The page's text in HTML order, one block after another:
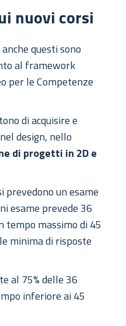
nuovi corsi
questi sono
al framework
per le Competenze
di acquisire e
design, nello
di progetti in 2D e
prevedono un esame
esame prevede 36
tempo massimo di 45
minima di risposte
al 75% delle 36
inferiore ai 45